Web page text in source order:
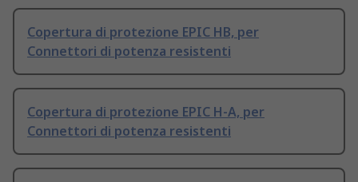
Copertura di protezione EPIC HB, per
Connettori di potenza resistenti
Copertura di protezione EPIC H-A, per
Connettori di potenza resistenti